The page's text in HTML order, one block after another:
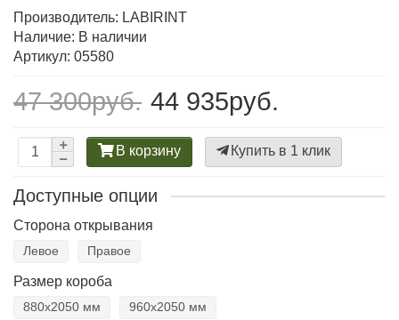
Производитель: LABIRINT
Наличие: В наличии
Артикул: 05580
47 300руб. 44 935руб.
В корзину Купить в 1 клик
Доступные опции
Сторона открывания
Левое Правое
Размер короба
880х2050 мм 960х2050 мм